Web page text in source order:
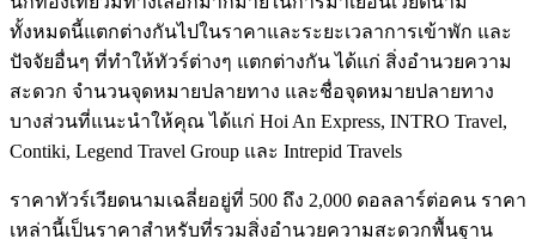
ทั้งหมดนี้แตกต่างกันไปในราคาและระยะเวลาการเข้าพัก และ
ปัจจัยอื่นๆ ที่ทำให้ทัวร์ต่างๆ แตกต่างกัน ได้แก่ สิ่งอำนวยความ
สะดวก จำนวนจุดหมายปลายทาง และชื่อจุดหมายปลายทาง
บางส่วนที่แนะนำให้คุณ ได้แก่ Hoi An Express, INTRO Travel,
Contiki, Legend Travel Group และ Intrepid Travels
ราคาทัวร์เวียดนามเฉลี่ยอยู่ที่ 500 ถึง 2,000 ดอลลาร์ต่อคน ราคา
เหล่านี้เป็นราคาสำหรับที่รวมสิ่งอำนวยความสะดวกพื้นฐาน